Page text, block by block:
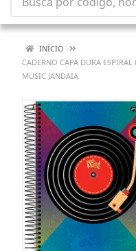
INÍCIO
CADERNO CAPA DURA
MUSIC JANDAIA